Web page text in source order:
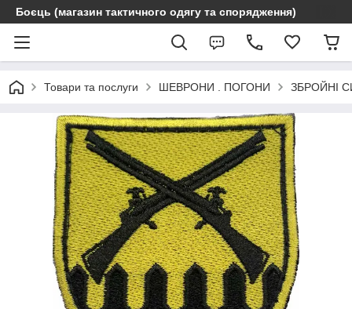
Боєць (магазин тактичного одягу та спорядження)
Товари та послуги ШЕВРОНИ . ПОГОНИ ЗБРОЙНІ